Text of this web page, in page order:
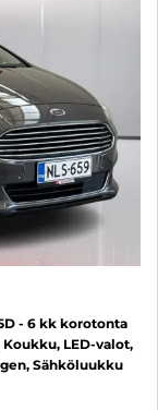
- 6 kk korotonta
LED-valot,
Sähköluukku